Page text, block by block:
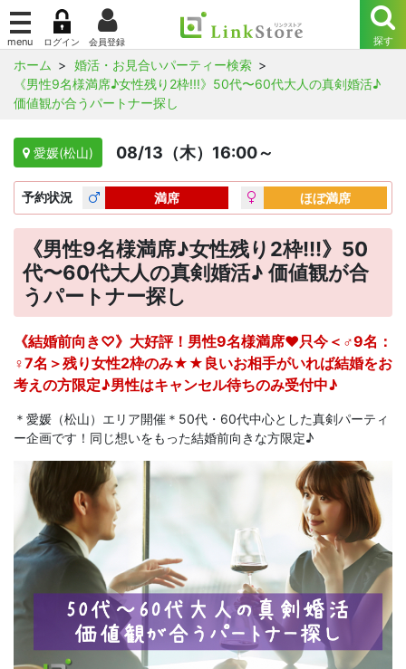
ホーム
婚活・お見合いパーティー検索
《男性9名様満席♪女性残り2枠!!!》50代〜60代大人の真剣婚活♪
価値観が合うパートナー探し
愛媛(松山) 08/13（木）16:00～
予約状況 満席 ほぼ満席
《男性9名様満席♪女性残り2枠!!!》50
代〜60代大人の真剣婚活♪ 価値観が合
うパートナー探し
《結婚前向き♡》大好評！男性9名様満席♥只今＜♂9名：
♀7名＞残り女性2枠のみ★★良いお相手がいれば結婚をお
考えの方限定♪男性はキャンセル待ちのみ受付中♪
＊愛媛（松山）エリア開催＊50代・60代中心とした真剣パーティ
ー企画です！同じ想いをもった結婚前向きな方限定♪